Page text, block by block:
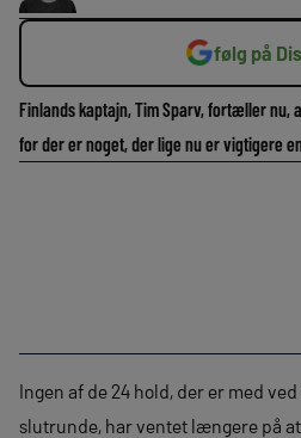
følg på
Finlands kaptajn, Tim Sparv, fortæller nu,
for der er noget, der lige nu er vigtigere
Ingen af de 24 hold, der er med
slutrunde, har ventet længere på